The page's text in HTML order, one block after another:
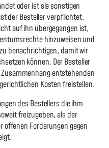
oder ist sie sonstigen
der Besteller verpflichtet,
auf ihn übergegangen ist,
hinzuweisen und
benachrichtigen, damit wir
können. Der Besteller
entstehenden
Kosten freistellen.
des Bestellers die ihm
freizugeben, als der
offenen Forderungen gegen